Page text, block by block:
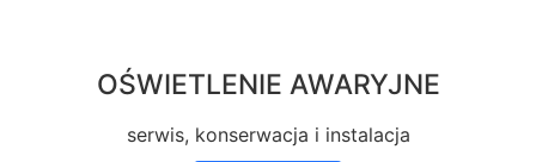
OŚWIETLENIE AWARYJNE
serwis, konserwacja i instalacja